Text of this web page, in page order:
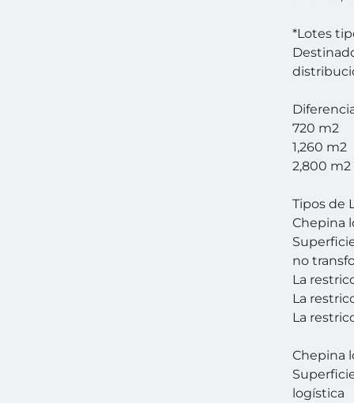
*Lotes
720 m2
1,260 m2
2,800 m2
Tipos de
Chepina
no
La
La
La
Chepina
logística